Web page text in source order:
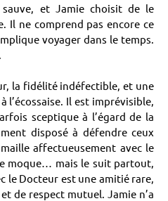
et Jamie choisit de le
Il ne comprend pas encore ce
voyager dans le temps.
la fidélité indéfectible, et une
l’écossaise. Il est imprévisible,
sceptique à l’égard de la
disposé à défendre ceux
affectueusement avec le
moque… mais le suit partout,
le Docteur est une amitié rare,
de respect mutuel. Jamie n’a